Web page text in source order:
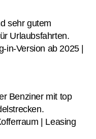
sehr gutem
Urlaubsfahrten.
in-Version ab 2025 |
Benziner mit top
| Leasing